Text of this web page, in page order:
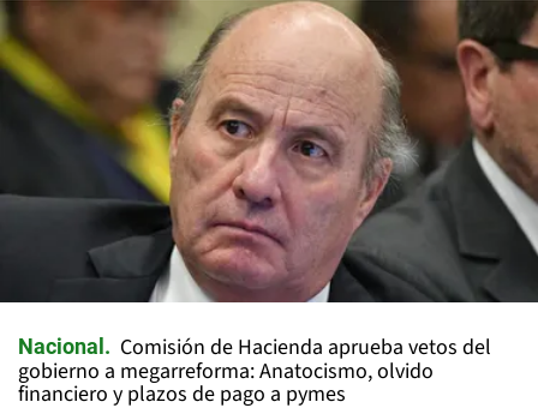
Nacional
Comisión de Hacienda aprueba vetos del
gobierno a megarreforma: Anatocismo, olvido
financiero y plazos de pago a pymes